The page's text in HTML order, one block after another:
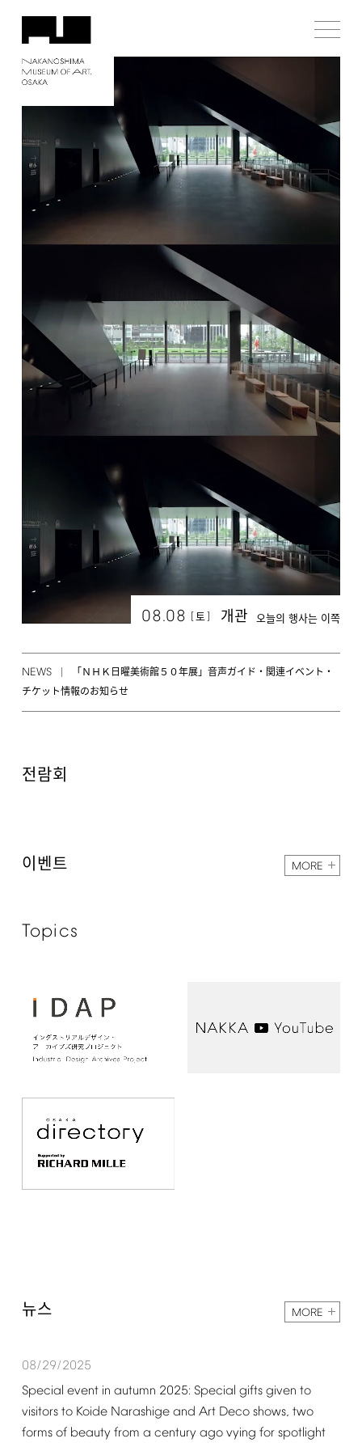
08.08 [토] 개관 오늘의 행사는 이쪽
NEWS
「ＮＨＫ日曜美術館５０年展」音声ガイド・関連イベント・
チケット情報のお知らせ
전람회
이벤트 MORE
Topics
뉴스 MORE
08/29/2025
Special event in autumn 2025: Special gifts given to
visitors to Koide Narashige and Art Deco shows, two
forms of beauty from a century ago vying for spotlight